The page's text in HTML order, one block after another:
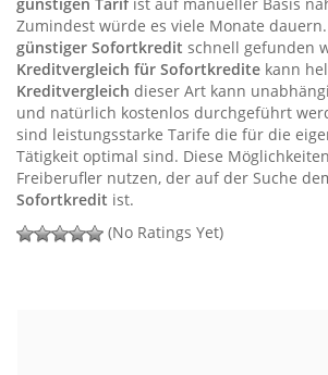
Zumindest würde es viele Monate
günstiger Sofortkredit schnell gefunden
Kreditvergleich für Sofortkredite kann
Kreditvergleich dieser Art kann
und natürlich kostenlos durchgeführt
sind leistungsstarke Tarife die für die
Tätigkeit optimal sind. Diese
Freiberufler nutzen, der auf der Suche
Sofortkredit ist.
(No Ratings Yet)